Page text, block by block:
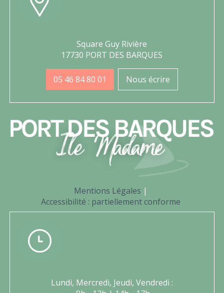
Square Guy Rivière
17730 PORT DES BARQUES
05 46 84 80 01 Nous écrire
Mentions Légales
Accessibilité : partiellement conforme
Lundi, Mercredi, Jeudi, Vendredi :